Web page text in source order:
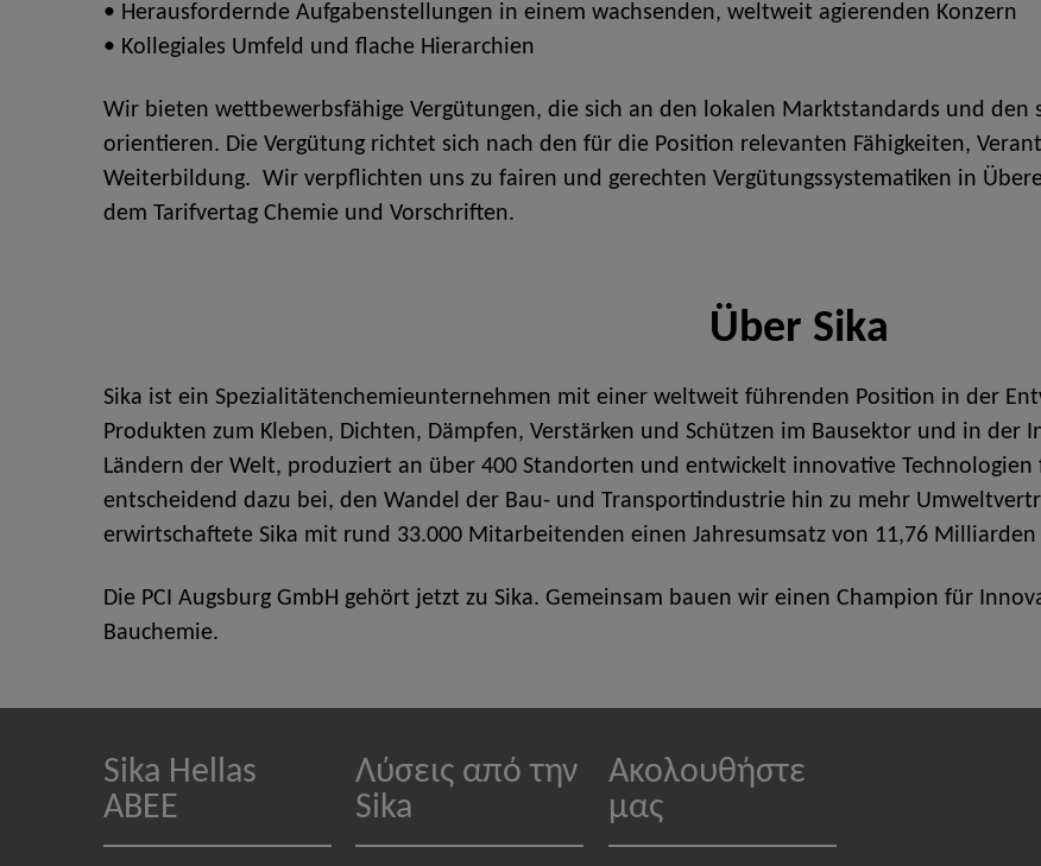
• Herausfordernde Aufgabenstellungen in einem wachsenden, weltweit agierenden Konzern
• Kollegiales Umfeld und flache Hierarchien
Wir bieten wettbewerbsfähige Vergütungen, die sich an den lokalen Marktstandards und den
orientieren. Die Vergütung richtet sich nach den für die Position relevanten Fähigkeiten,
Weiterbildung. Wir verpflichten uns zu fairen und gerechten Vergütungssystematiken in
dem Tarifvertag Chemie und Vorschriften.
Über Sika
Sika ist ein Spezialitätenchemieunternehmen mit einer weltweit führenden Position in der
Produkten zum Kleben, Dichten, Dämpfen, Verstärken und Schützen im Bausektor und in der
Ländern der Welt, produziert an über 400 Standorten und entwickelt innovative
entscheidend dazu bei, den Wandel der Bau- und Transportindustrie hin zu mehr
erwirtschaftete Sika mit rund 33.000 Mitarbeitenden einen Jahresumsatz von 11,76 Milliarden
Die PCI Augsburg GmbH gehört jetzt zu Sika. Gemeinsam bauen wir einen Champion für
Bauchemie.
Sika Hellas
ABEE
Λύσεις από την
Sika
Ακολουθήστε
μας